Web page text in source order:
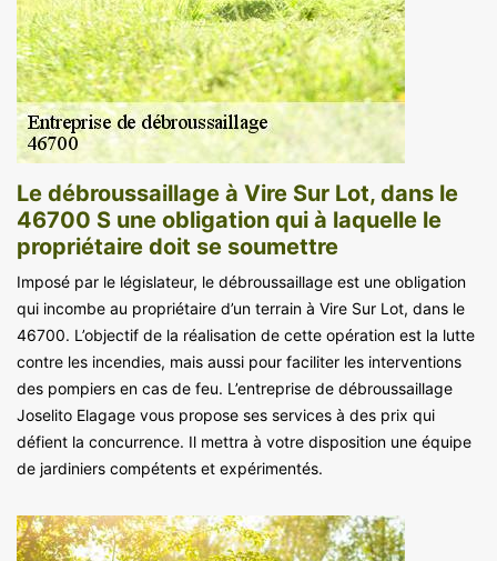
Le débroussaillage à Vire Sur Lot, dans le
46700 S une obligation qui à laquelle le
propriétaire doit se soumettre
Imposé par le législateur, le débroussaillage est une obligation
qui incombe au propriétaire d’un terrain à Vire Sur Lot, dans le
46700. L’objectif de la réalisation de cette opération est la lutte
contre les incendies, mais aussi pour faciliter les interventions
des pompiers en cas de feu. L’entreprise de débroussaillage
Joselito Elagage vous propose ses services à des prix qui
défient la concurrence. Il mettra à votre disposition une équipe
de jardiniers compétents et expérimentés.